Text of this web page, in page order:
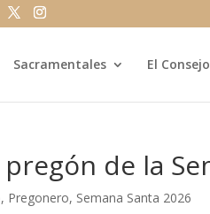
Sacramentales El Consejo
de la
, Pregonero, Semana Santa 2026